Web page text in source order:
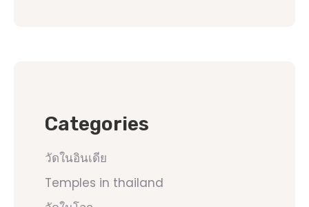
Categories
วัดในอินเดีย
Temples in thailand